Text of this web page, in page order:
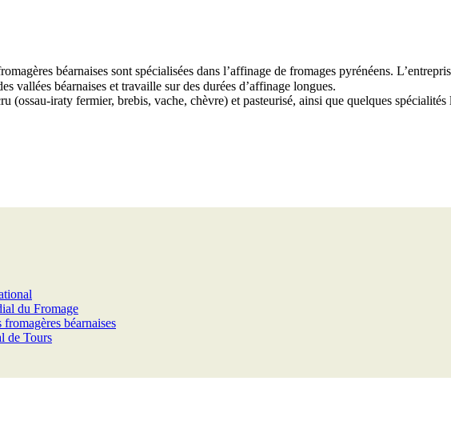
béarnaises sont spécialisées dans l’affinage de fromages pyrénéens.
vallées béarnaises et travaille sur des durées d’affinage longues.
(ossau-iraty fermier, brebis, vache, chèvre) et pasteurisé, ainsi que quelques spécialités
du Fromage
béarnaises
de Tours